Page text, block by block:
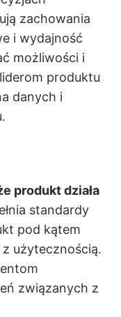
zachowania
i wydajność
możliwości i
produktu
danych i
produkt działa
standardy
pod kątem
z użytecznością.
związanych z